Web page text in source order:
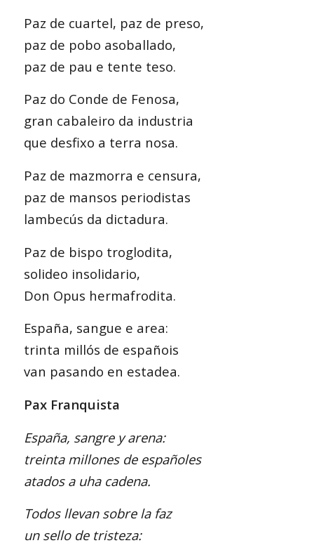
Paz de cuartel, paz de preso,
paz de pobo asoballado,
paz de pau e tente teso.
Paz do Conde de Fenosa,
gran cabaleiro da industria
que desfixo a terra nosa.
Paz de mazmorra e censura,
paz de mansos periodistas
lambecús da dictadura.
Paz de bispo troglodita,
solideo insolidario,
Don Opus hermafrodita.
España, sangue e area:
trinta millós de españois
van pasando en estadea.
Pax Franquista
España, sangre y arena:
treinta millones de españoles
atados a uha cadena.
Todos llevan sobre la faz
un sello de tristeza: